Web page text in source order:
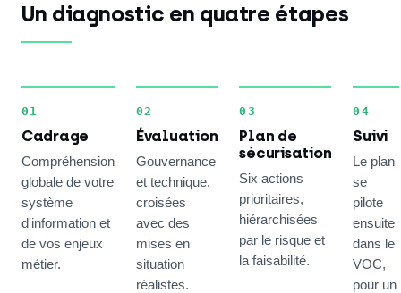
Un diagnostic en quatre étapes
01
Cadrage
Compréhension
globale de votre
système
d'information et
de vos enjeux
métier.
02
Évaluation
Gouvernance
et technique,
croisées
avec des
mises en
situation
réalistes.
03
Plan de
sécurisation
Six actions
prioritaires,
hiérarchisées
par le risque et
la faisabilité.
04
Suivi
Le plan
se
pilote
ensuite
dans le
VOC,
pour un